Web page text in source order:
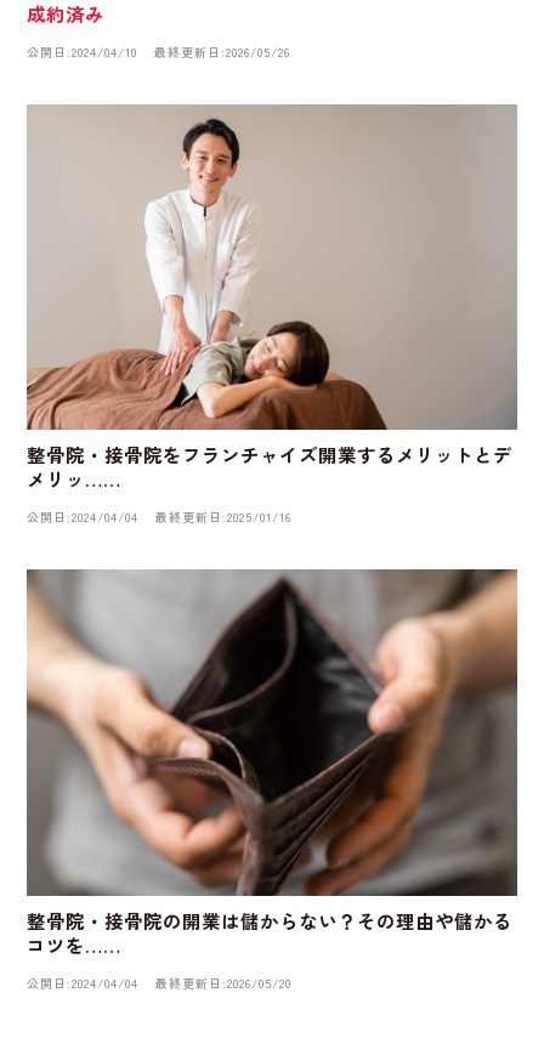
成約済み
公開日:2024/04/10 最終更新日:2026/05/26
整骨院・接骨院をフランチャイズ開業するメリットとデ
メリッ……
公開日:2024/04/04 最終更新日:2025/01/16
整骨院・接骨院の開業は儲からない？その理由や儲かる
コツを……
公開日:2024/04/04 最終更新日:2026/05/20